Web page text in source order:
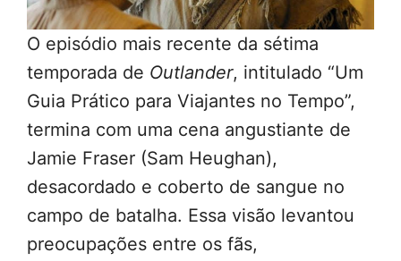
O episódio mais recente da sétima
temporada de Outlander, intitulado “Um
Guia Prático para Viajantes no Tempo”,
termina com uma cena angustiante de
Jamie Fraser (Sam Heughan),
desacordado e coberto de sangue no
campo de batalha. Essa visão levantou
preocupações entre os fãs,